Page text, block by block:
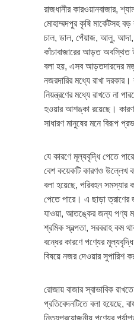
রাজধানীর কারওয়ানবাজার,
মোহাম্মদপুর কৃষি মার্কেটসহ
চাল, ডাল, পেঁয়াজ, আলু, আদা,
কাঁচাবাজারের আড়ত অবস্থিত
বলা হয়, এসব আড়তদারদের
নজরদারির মধ্যে রাখা
নিয়ন্ত্রণের মধ্যে রাখতে না
হওয়ার আশঙ্কা রয়েছে।
সাধারণ মানুষের মনে বিরূপ
যে কারণে মূল্যবৃদ্ধি পেতে
বেশ কয়েকটি কারণও উল্লেখ
বলা হয়েছে, পরিবহন সমস্যার
পেতে পারে। এ ছাড়া ত্রাণের
যাওয়া, আতঙ্কের জন্য পণ্য
শ্রমিক স্বল্পতা, সরবরাহ কম
বন্ধের কারণে পণ্যের
বিষয়ে নজর দেওয়ার সুপারিশ
রোজায় বাজার স্বাভাবিক
প্রতিবেদনটিতে বলা হয়েছে,